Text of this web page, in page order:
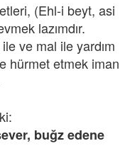
(Ehl-i beyt, asi
lazımdır.
ve mal ile yardım
hürmet etmek iman
buğz edene